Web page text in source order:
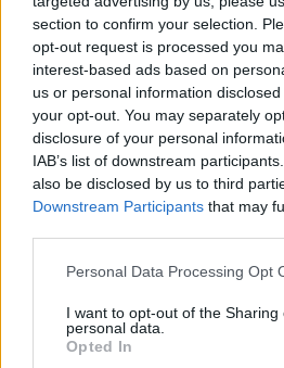
section to confirm your selection.
opt-out request is processed you
interest-based ads based on
us or personal information
your opt-out. You may separately
disclosure of your personal
IAB’s list of downstream
also be disclosed by us to third
Downstream Participants that may
Please note that this website/app
not limited to your visit or usage
grant or deny consent to Google
use your data for below specified
Personal Data Processing Opt
I want to opt-out of the Sharing
personal data.
Opted In